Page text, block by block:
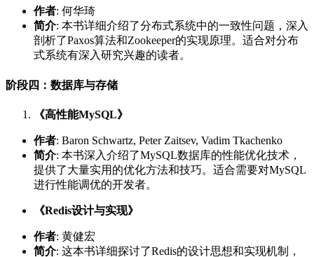
作者: 何华琦
简介: 本书详细介绍了分布式系统中的一致性问题，深入
剖析了Paxos算法和Zookeeper的实现原理。适合对分布
式系统有深入研究兴趣的读者。
阶段四：数据库与存储
《高性能MySQL》
作者: Baron Schwartz, Peter Zaitsev, Vadim Tkachenko
简介: 本书深入介绍了MySQL数据库的性能优化技术，
提供了大量实用的优化方法和技巧。适合需要对MySQL
进行性能调优的开发者。
《Redis设计与实现》
作者: 黄健宏
简介: 这本书详细探讨了Redis的设计思想和实现机制，